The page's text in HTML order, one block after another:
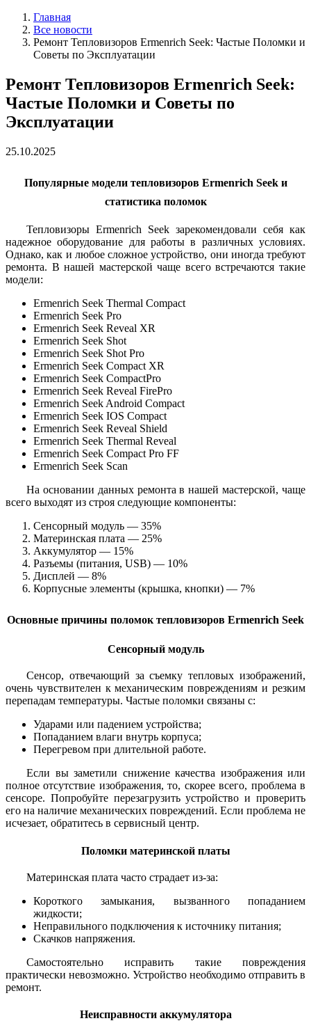
Главная
Все новости
Ремонт Тепловизоров Ermenrich Seek: Частые Поломки и
Советы по Эксплуатации
Ремонт Тепловизоров Ermenrich Seek:
Частые Поломки и Советы по
Эксплуатации
25.10.2025
Популярные модели тепловизоров Ermenrich Seek и
статистика поломок
Тепловизоры Ermenrich Seek зарекомендовали себя как
надежное оборудование для работы в различных условиях.
Однако, как и любое сложное устройство, они иногда требуют
ремонта. В нашей мастерской чаще всего встречаются такие
модели:
Ermenrich Seek Thermal Compact
Ermenrich Seek Pro
Ermenrich Seek Reveal XR
Ermenrich Seek Shot
Ermenrich Seek Shot Pro
Ermenrich Seek Compact XR
Ermenrich Seek CompactPro
Ermenrich Seek Reveal FirePro
Ermenrich Seek Android Compact
Ermenrich Seek IOS Compact
Ermenrich Seek Reveal Shield
Ermenrich Seek Thermal Reveal
Ermenrich Seek Compact Pro FF
Ermenrich Seek Scan
На основании данных ремонта в нашей мастерской, чаще
всего выходят из строя следующие компоненты:
Сенсорный модуль — 35%
Материнская плата — 25%
Аккумулятор — 15%
Разъемы (питания, USB) — 10%
Дисплей — 8%
Корпусные элементы (крышка, кнопки) — 7%
Основные причины поломок тепловизоров Ermenrich Seek
Сенсорный модуль
Сенсор, отвечающий за съемку тепловых изображений,
очень чувствителен к механическим повреждениям и резким
перепадам температуры. Частые поломки связаны с:
Ударами или падением устройства;
Попаданием влаги внутрь корпуса;
Перегревом при длительной работе.
Если вы заметили снижение качества изображения или
полное отсутствие изображения, то, скорее всего, проблема в
сенсоре. Попробуйте перезагрузить устройство и проверить
его на наличие механических повреждений. Если проблема не
исчезает, обратитесь в сервисный центр.
Поломки материнской платы
Материнская плата часто страдает из-за:
Короткого замыкания, вызванного попаданием
жидкости;
Неправильного подключения к источнику питания;
Скачков напряжения.
Самостоятельно исправить такие повреждения
практически невозможно. Устройство необходимо отправить в
ремонт.
Неисправности аккумулятора